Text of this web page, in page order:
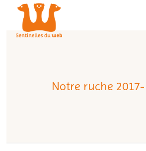
Notre ruche 2017-